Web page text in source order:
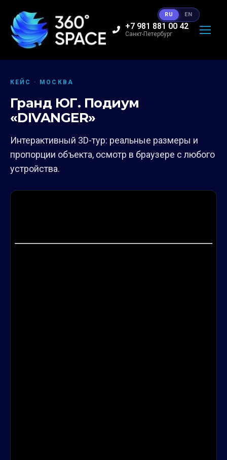
+7 981 881 00 42
Санкт-Петербург
КЕЙС · МОСКВА
Гранд ЮГ. Подиум
«DIVANGER»
Интерактивный 3D-тур: реальные размеры и
пропорции объекта, осмотр в браузере с любого
устройства.
RU EN